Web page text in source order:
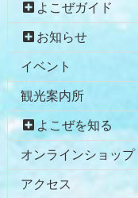
文
先
へ
戻
へ
る
よこぜガイド
お知らせ
イベント
観光案内所
よこぜを知る
オンラインショップ
アクセス